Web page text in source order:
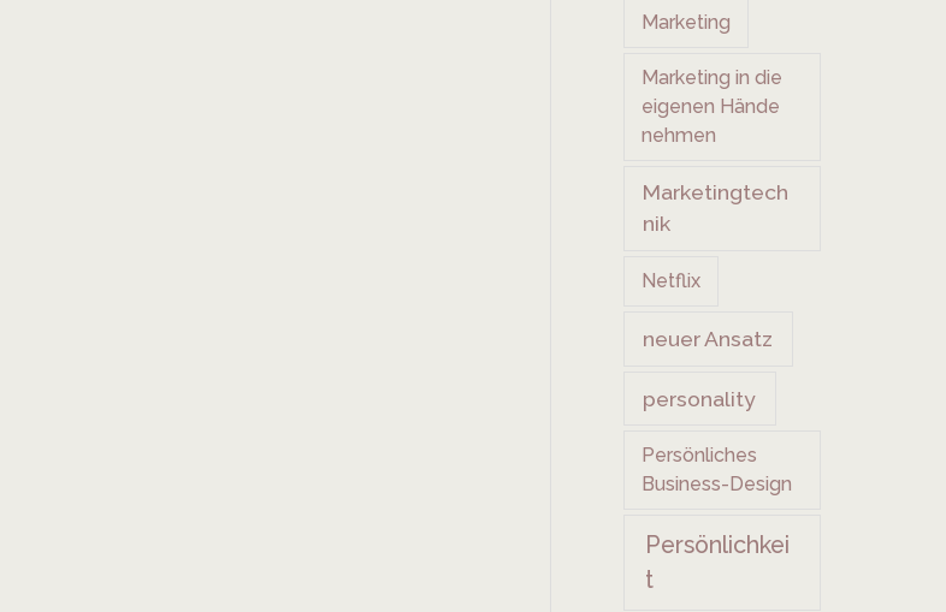
Marketing
Marketing in die
eigenen Hände
nehmen
Marketingtech
nik
Netflix
neuer Ansatz
personality
Persönliches
Business-Design
Persönlichkei
t